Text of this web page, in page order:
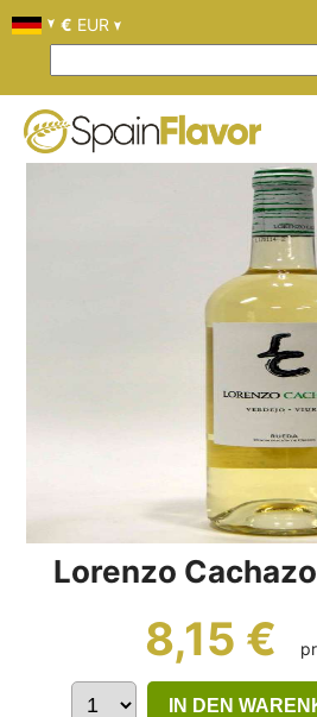
Lorenzo
8,15 €
IN DEN
€ EUR